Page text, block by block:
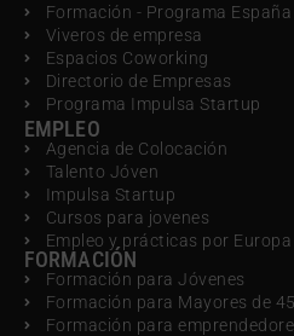
Formación - Programa
Viveros de empresa
Espacios Coworking
Directorio de Empresas
Programa Impulsa Startup
EMPLEO
Agencia de Colocación
Talento Jóven
Impulsa Startup
Cursos para jovenes
Empleo y prácticas por Europa
FORMACIÓN
Formación para Jóvenes
Formación para Mayores de
Formación para